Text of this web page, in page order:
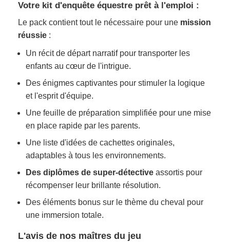
Votre kit d'enquête équestre prêt à l'emploi :
Le pack contient tout le nécessaire pour une mission
réussie :
Un récit de départ narratif pour transporter les
enfants au cœur de l'intrigue.
Des énigmes captivantes pour stimuler la logique
et l'esprit d'équipe.
Une feuille de préparation simplifiée pour une mise
en place rapide par les parents.
Une liste d'idées de cachettes originales,
adaptables à tous les environnements.
Des diplômes de super-détective assortis pour
récompenser leur brillante résolution.
Des éléments bonus sur le thème du cheval pour
une immersion totale.
L'avis de nos maîtres du jeu